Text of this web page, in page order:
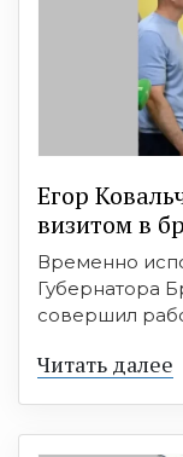
Егор
визитом в
Временно
Губернатора
совершил
Читать далее